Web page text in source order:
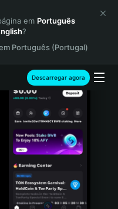
em Português
?
Português (Portugal)
Descarregar agora